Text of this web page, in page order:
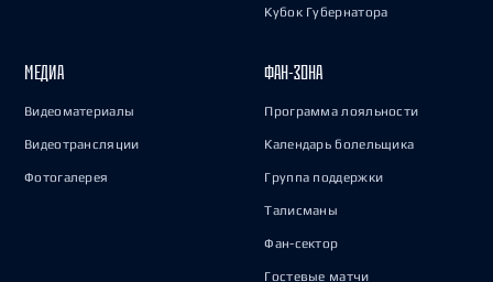
Кубок Губернатора
МЕДИА
Видеоматериалы
Видеотрансляции
Фотогалерея
ФАН-ЗОНА
Программа лояльности
Календарь болельщика
Группа поддержки
Талисманы
Фан-сектор
Гостевые матчи